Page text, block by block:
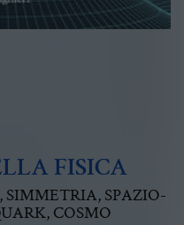
FISICA
SPAZIO-
COSMO